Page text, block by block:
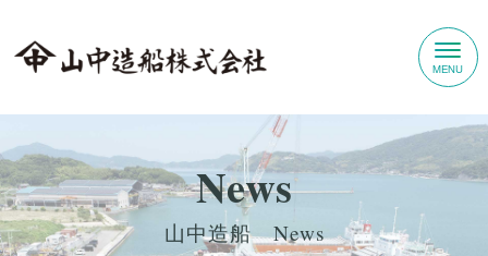
News
山中造船 News